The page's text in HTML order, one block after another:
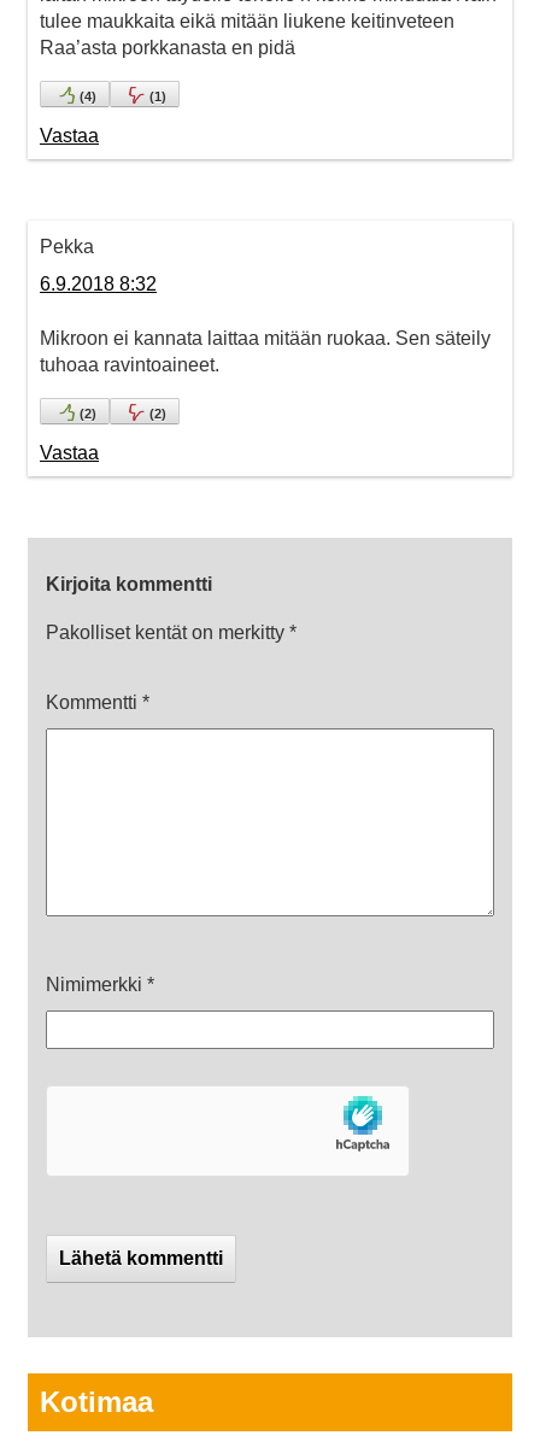
tulee maukkaita eikä mitään liukene keitinveteen
Raa’asta porkkanasta en pidä
(4) (1)
Vastaa
Pekka
6.9.2018 8:32
Mikroon ei kannata laittaa mitään ruokaa. Sen säteily
tuhoaa ravintoaineet.
(2) (2)
Vastaa
Kirjoita kommentti
Pakolliset kentät on merkitty *
Kommentti *
Nimimerkki *
Kotimaa